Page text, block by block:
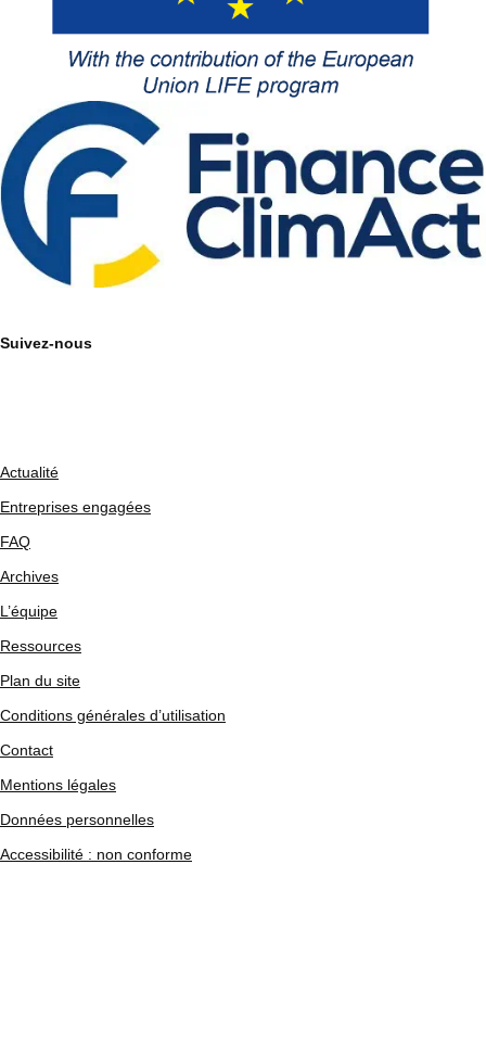
Suivez-nous
Actualité
Entreprises engagées
FAQ
Archives
L’équipe
Ressources
Plan du site
Conditions générales d’utilisation
Contact
Mentions légales
Données personnelles
Accessibilité : non conforme